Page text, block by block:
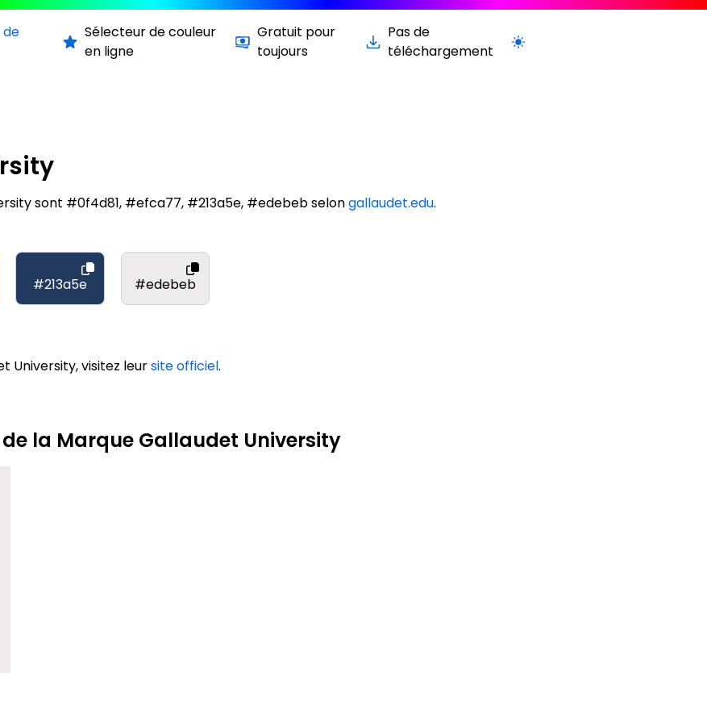
Sélecteur de couleur
en ligne
Gratuit pour
toujours
Pas de
téléchargement
Passer à la version claire / sombre
sont #0f4d81, #efca77, #213a5e, #edebeb selongallaudet.edu.
#213a5e #edebeb
University, visitez leursite officiel.
la Marque Gallaudet University